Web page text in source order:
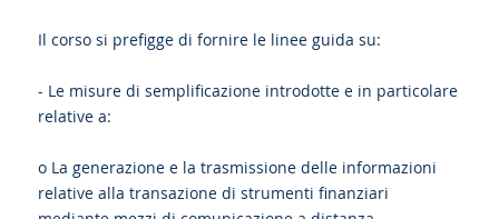
Il corso si prefigge di fornire le linee guida su:
- Le misure di semplificazione introdotte e in particolare
relative a:
o La generazione e la trasmissione delle informazioni
relative alla transazione di strumenti finanziari